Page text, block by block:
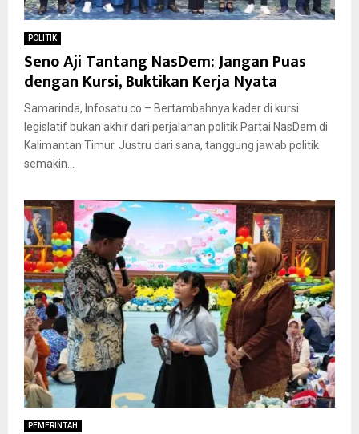
POLITIK
Seno Aji Tantang NasDem: Jangan Puas
dengan Kursi, Buktikan Kerja Nyata
Samarinda, Infosatu.co – Bertambahnya kader di kursi
legislatif bukan akhir dari perjalanan politik Partai NasDem di
Kalimantan Timur. Justru dari sana, tanggung jawab politik
semakin...
PEMERINTAH